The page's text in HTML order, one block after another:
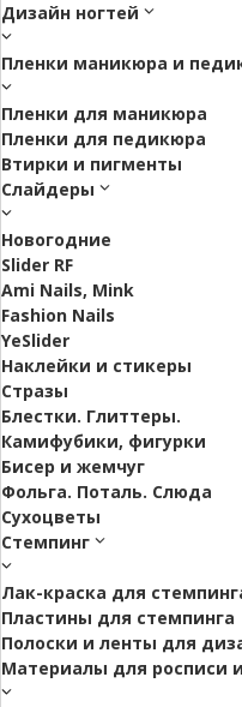
Дизайн ногтей
Пленки маникюра и
Пленки для маникюра
Пленки для педикюра
Втирки и пигменты
Слайдеры
Новогодние
Slider RF
Ami Nails, Mink
Fashion Nails
YeSlider
Наклейки и стикеры
Стразы
Блестки. Глиттеры.
Камифубики, фигурки
Бисер и жемчуг
Фольга. Поталь. Слюда
Сухоцветы
Стемпинг
Лак-краска для
Пластины для стемпинга
Полоски и ленты для
Материалы для росписи